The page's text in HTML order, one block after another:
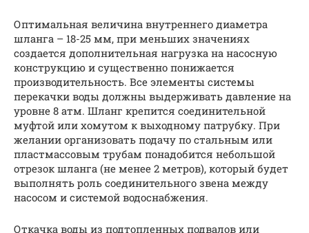
Оптимальная величина внутреннего диаметра
шланга – 18-25 мм, при меньших значениях
создается дополнительная нагрузка на насосную
конструкцию и существенно понижается
производительность. Все элементы системы
перекачки воды должны выдерживать давление на
уровне 8 атм. Шланг крепится соединительной
муфтой или хомутом к выходному патрубку. При
желании организовать подачу по стальным или
пластмассовым трубам понадобится небольшой
отрезок шланга (не менее 2 метров), который будет
выполнять роль соединительного звена между
насосом и системой водоснабжения.
Откачка воды из подтопленных подвалов или